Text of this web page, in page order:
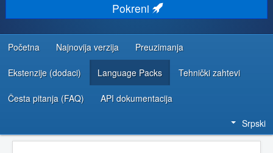
ZAJEDNICA I PODRŠKA
RESURSI ZA RAZVOJ
Pokreni
Početna Najnovija verzija Preuzimanja
Ekstenzije (dodaci) Language Packs Tehnički zahtevi
Česta pitanja (FAQ) API dokumentacija
Srpski